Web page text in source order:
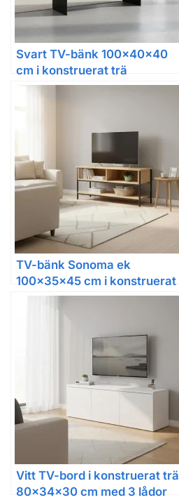
Svart TV-bänk 100x40x40
cm i konstruerat trä
TV-bänk Sonoma ek
100x35x45 cm i konstruerat
Vitt TV-bord i konstruerat trä
80x34x30 cm med 3 lådor